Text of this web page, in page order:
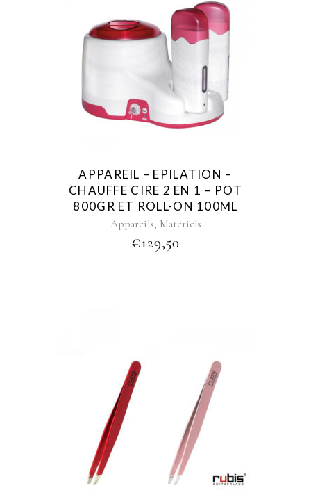
APPAREIL – EPILATION –
CHAUFFE CIRE 2 EN 1 – POT
800GR ET ROLL-ON 100ML
Appareils, Matériels
€129,50